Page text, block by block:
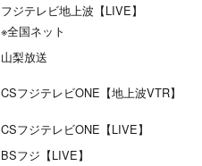
フジテレビ地上波【LIVE】
※全国ネット
山梨放送
CSフジテレビONE【地上波VTR】
CSフジテレビONE【LIVE】
BSフジ【LIVE】